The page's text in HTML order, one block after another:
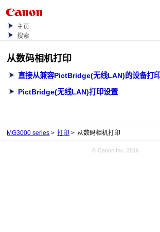
主页
搜索
从数码相机打印
直接从兼容PictBridge(无线LAN)的设备打
PictBridge(无线LAN)打印设置
MG3000 series 打印 从数码相机打印
© Canon Inc. 2016